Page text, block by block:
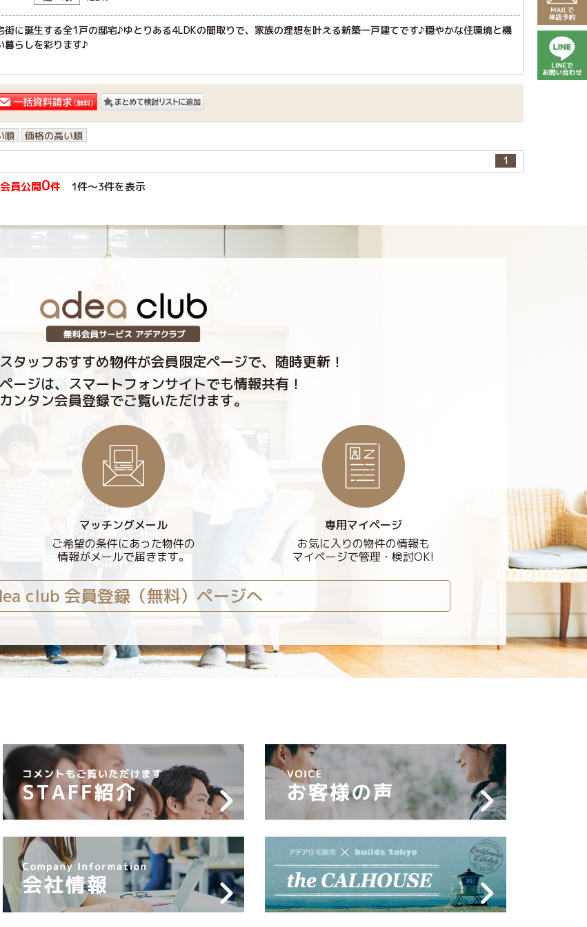
街に誕生する全1戸の邸宅♪ゆとりある4LDKの間取りで、家族の理想を叶える新築一戸建てです♪穏やかな住環境と機
暮らしを彩ります♪
順
価格の高い順
1
会員公開0件 1件〜3件を表示
タッフおすすめ物件が会員限定ページで、随時更新！
ージは、スマートフォンサイトでも情報共有！
カンタン会員登録でご覧いただけます。
マッチングメール
ご希望の条件にあった物件の
情報がメールで届きます。
専用マイページ
お気に入りの物件の情報も
マイページで管理・検討OK!
club 会員登録 （無料）ページへ